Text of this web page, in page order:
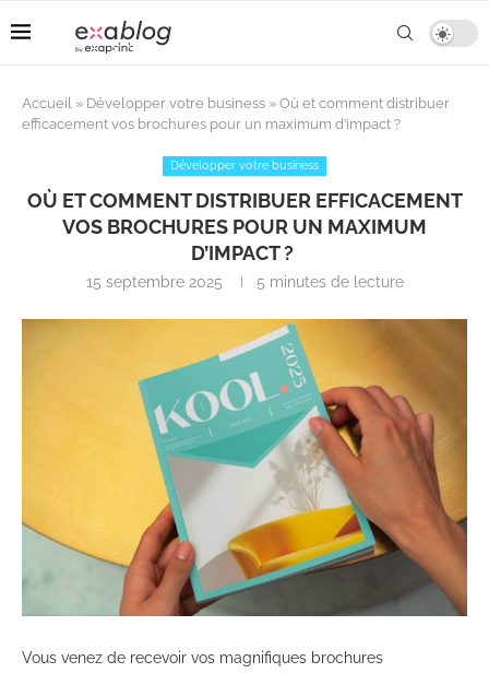
Accueil » Développer votre business » Où et comment distribuer
efficacement vos brochures pour un maximum d’impact ?
Développer votre business
OÙ ET COMMENT DISTRIBUER EFFICACEMENT
VOS BROCHURES POUR UN MAXIMUM
D’IMPACT ?
15 septembre 2025 5 minutes de lecture
Vous venez de recevoir vos magnifiques brochures